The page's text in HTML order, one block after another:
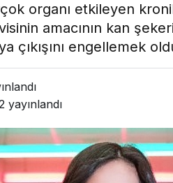
organı etkileyen
amacının kan
çıkışını engellemek
yayınlandı